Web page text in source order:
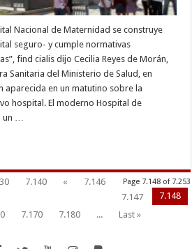
Nacional de Maternidad se construye
seguro- y cumple normativas
find cialis dijo Cecilia Reyes de Morán,
Sanitaria del Ministerio de Salud, en
aparecida en un matutino sobre la
hospital. El moderno Hospital de
…
Page 7.148 of 7.253
7.140 «
7.146
7.147
7.148
7.170 7.180 ... Last »